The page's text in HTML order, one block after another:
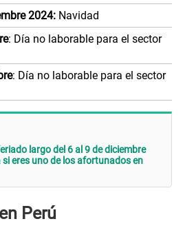
2024:Navidad
: Día no laborable para el sector
: Día no laborable para el sector
largo del 6 al 9 de diciembre
si eres uno de los afortunados en
Perú